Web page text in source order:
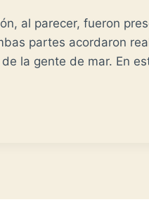
al parecer, fueron
partes acordaron
la gente de mar. En